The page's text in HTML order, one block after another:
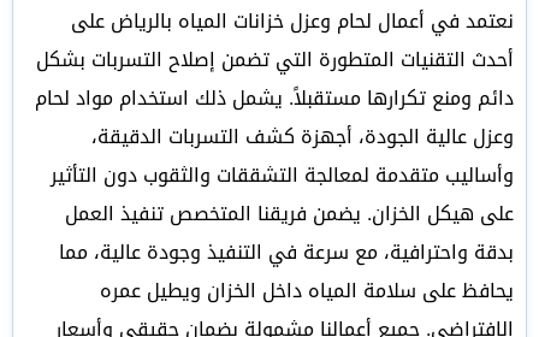
نعتمد في أعمال لحام وعزل خزانات المياه بالرياض على
أحدث التقنيات المتطورة التي تضمن إصلاح التسربات بشكل
دائم ومنع تكرارها مستقبلاً. يشمل ذلك استخدام مواد لحام
وعزل عالية الجودة، أجهزة كشف التسربات الدقيقة،
وأساليب متقدمة لمعالجة التشققات والثقوب دون التأثير
على هيكل الخزان. يضمن فريقنا المتخصص تنفيذ العمل
بدقة واحترافية، مع سرعة في التنفيذ وجودة عالية، مما
يحافظ على سلامة المياه داخل الخزان ويطيل عمره
الافتراضي. جميع أعمالنا مشمولة بضمان حقيقي وأسعار